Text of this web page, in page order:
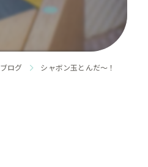
ブログ シャボン玉とんだ〜！